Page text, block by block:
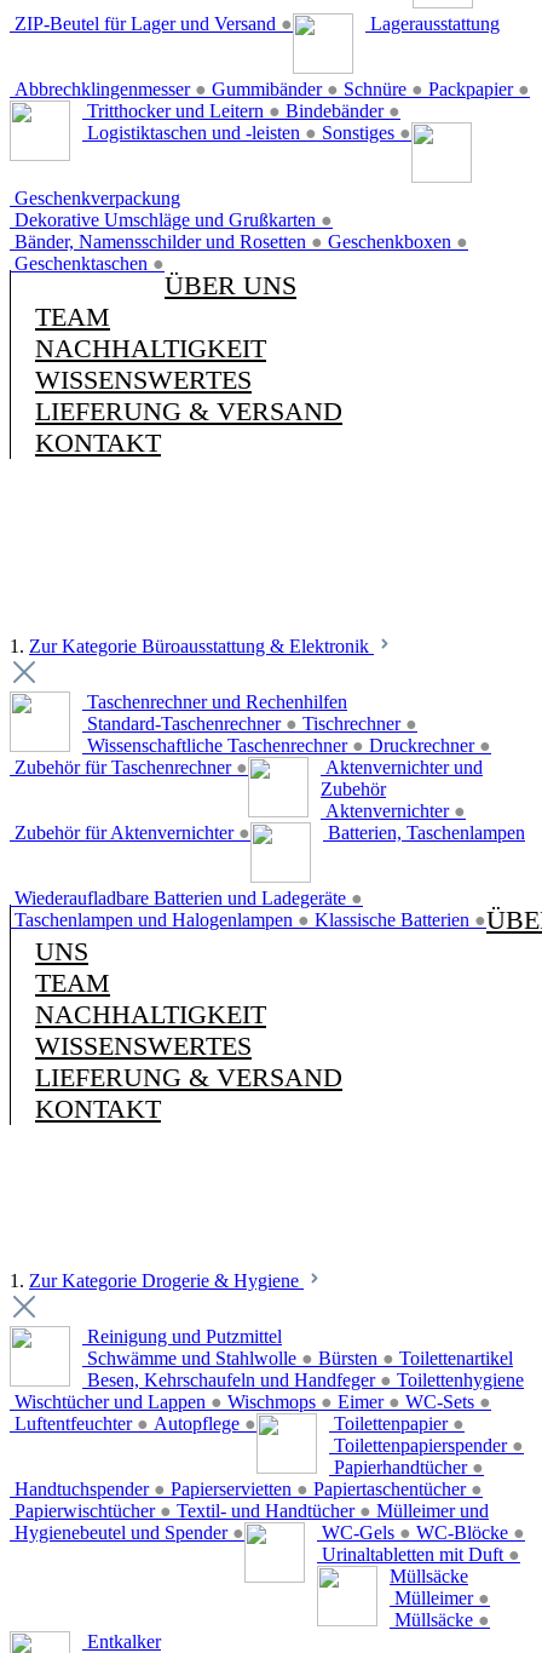
ZIP-Beutel für Lager und Versand ●
Abbrechklingenmesser ● Gummibänder ● Schnüre ● Packpapier ●
Lagerausstattung
Tritthocker und Leitern ● Bindebänder ●
Logistiktaschen und -leisten ● Sonstiges ●
Geschenkverpackung
Dekorative Umschläge und Grußkarten ●
Bänder, Namensschilder und Rosetten ● Geschenkboxen ●
Geschenktaschen ●
ÜBER UNS
TEAM
NACHHALTIGKEIT
WISSENSWERTES
LIEFERUNG & VERSAND
KONTAKT
1. Zur Kategorie Büroausstattung & Elektronik
Taschenrechner und Rechenhilfen
Standard-Taschenrechner ● Tischrechner ●
Wissenschaftliche Taschenrechner ● Druckrechner ●
Zubehör für Taschenrechner ●
Aktenvernichter und
Zubehör
Aktenvernichter ●
Zubehör für Aktenvernichter ● Batterien, Taschenlampen
Wiederaufladbare Batterien und Ladegeräte ●
Taschenlampen und Halogenlampen ● Klassische Batterien ●
UNS
TEAM
NACHHALTIGKEIT
WISSENSWERTES
LIEFERUNG & VERSAND
KONTAKT
1. Zur Kategorie Drogerie & Hygiene
Reinigung und Putzmittel
Schwämme und Stahlwolle ● Bürsten ●
Besen, Kehrschaufeln und Handfeger ●
Wischtücher und Lappen ● Wischmops ● Eimer ● WC-Sets ●
Luftentfeuchter ● Autopflege ●
Toilettenartikel
Toilettenpapier ●
Toilettenpapierspender ●
Papierhandtücher ●
Handtuchspender ● Papierservietten ● Papiertaschentücher ●
Papierwischtücher ● Textil- und Handtücher ●
Hygienebeutel und Spender ●
Toilettenhygiene
WC-Gels ● WC-Blöcke ●
Urinaltabletten mit Duft ●
Mülleimer und
Müllsäcke
Mülleimer ●
Müllsäcke ●
Entkalker